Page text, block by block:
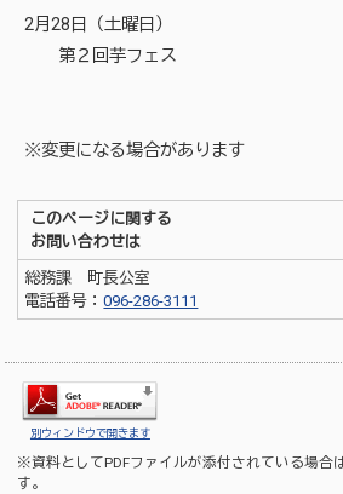
2月28日（土曜日）
第２回芋フェス
※変更になる場合があります
このページに関する
お問い合わせは
総務課 町長公室
電話番号：096-286-3111
別ウィンドウで開きます
※資料としてPDFファイルが添付されている場合
す。